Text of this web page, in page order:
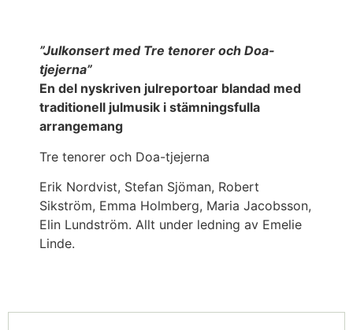
”Julkonsert med Tre tenorer och Doa-
tjejerna”
En del nyskriven julreportoar blandad med
traditionell julmusik i stämningsfulla
arrangemang
Tre tenorer och Doa-tjejerna
Erik Nordvist, Stefan Sjöman, Robert
Sikström, Emma Holmberg, Maria Jacobsson,
Elin Lundström. Allt under ledning av Emelie
Linde.